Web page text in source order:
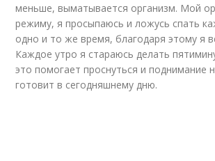
меньше, выматывается организм. Мой
режиму, я просыпаюсь и ложусь спать
одно и то же время, благодаря этому я
Каждое утро я стараюсь делать
это помогает проснуться и поднимание
готовит в сегодняшнему дню.